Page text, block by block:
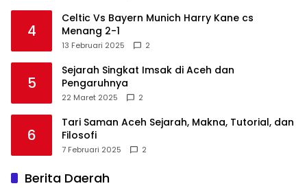
4
Celtic Vs Bayern Munich Harry Kane cs
Menang 2-1
13 Februari 2025 2
5
Sejarah Singkat Imsak di Aceh dan
Pengaruhnya
22 Maret 2025 2
6
Tari Saman Aceh Sejarah, Makna, Tutorial, dan
Filosofi
7 Februari 2025 2
Berita Daerah